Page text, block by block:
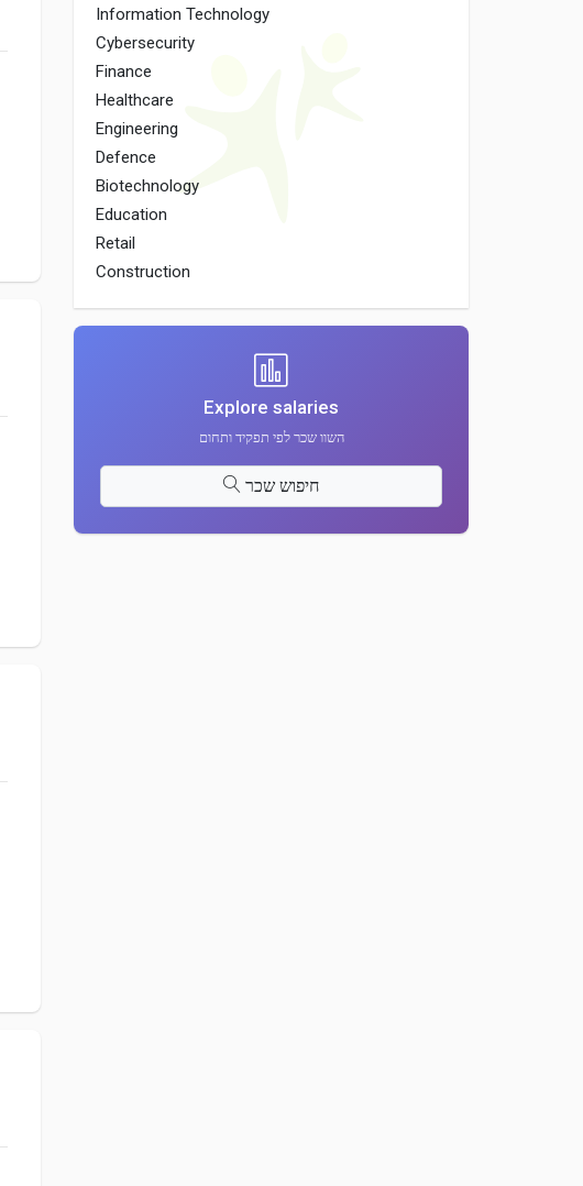
Information Technology
Cybersecurity
Finance
Healthcare
Engineering
Defence
Biotechnology
Education
Retail
Construction
Explore salaries
השוו שכר לפי תפקיד ותחום
חיפוש שכר